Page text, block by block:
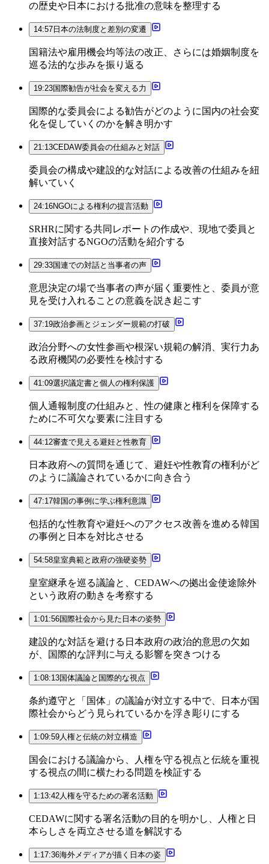
の歴史や日本における批准の意味を整理する
14:57 日本の法制度と差別の変遷
国籍法や雇用機会均等法の改正、さらには婚姻制度を
巡る法的な歩みを振り返る
19:23国際勧告が社会を変える力
国際的な委員会による勧告がどのように国内の社会変
化を促していくのかを解き明かす
21:13CEDAW委員会の仕組みと対話
委員会の構成や建設的な対話による改善の仕組みを紐
解いていく
24:16NGOによる権利の提言活動
SRHRに関する共同レポートの作成や、現地で委員と
直接対話するNGOの活動を紹介する
29:33国連での対話と当事者の声
意思決定の場で当事者の声が届く重要性と、委員が意
見を受け入れることの意義を説き起こす
37:19政治参画とジェンダー規範の打破
政治分野への女性参画や根深い規範の解消、実行力あ
る政府機関の必要性を検討する
41:09選択議定書と個人の権利保護
個人通報制度の仕組みと、性の健康と権利を保障する
ために不可欠な要素に注目する
44:12審査で見える避妊と性教育
日本政府への質問を通じて、避妊や性教育の権利がど
のように議論されているかに向き合う
47:17韓国の事例に学ぶ権利意識
包括的な性教育や避妊へのアクセス改善を進める韓国
の事例と日本を対比させる
54:58皇室典範と政府の強硬姿勢
皇室継承を巡る議論と、CEDAWへの拠出金使途除外
という政府の動きを考察する
1:01:56国際社会から見た日本の姿勢
建設的な対話を避ける日本政府の政治的意思の欠如
が、国際的な評判に与える影響を突きつける
1:08:13国体議論と国際的な視点
条約遵守と「国体」の議論が対立する中で、日本が国
際社会からどう見られているかを浮き彫りにする
1:09:59人権と伝統の対立構造
国会における議論から、人権を守る視点と伝統を重視
する視点の間に横たわる問題を検証する
1:13:42人権を守るための署名活動
CEDAWに関する署名活動の目的を明かし、人権と日
本らしさを両立させる道を解説する
1:17:36海外メディアが描く日本の姿